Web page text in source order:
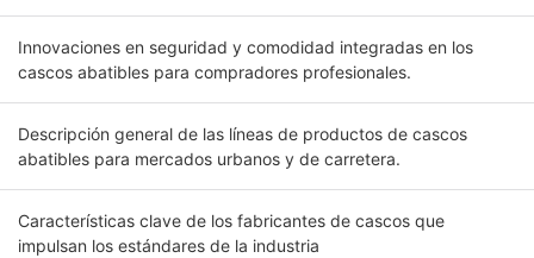
Innovaciones en seguridad y comodidad integradas en los
cascos abatibles para compradores profesionales.
Descripción general de las líneas de productos de cascos
abatibles para mercados urbanos y de carretera.
Características clave de los fabricantes de cascos que
impulsan los estándares de la industria